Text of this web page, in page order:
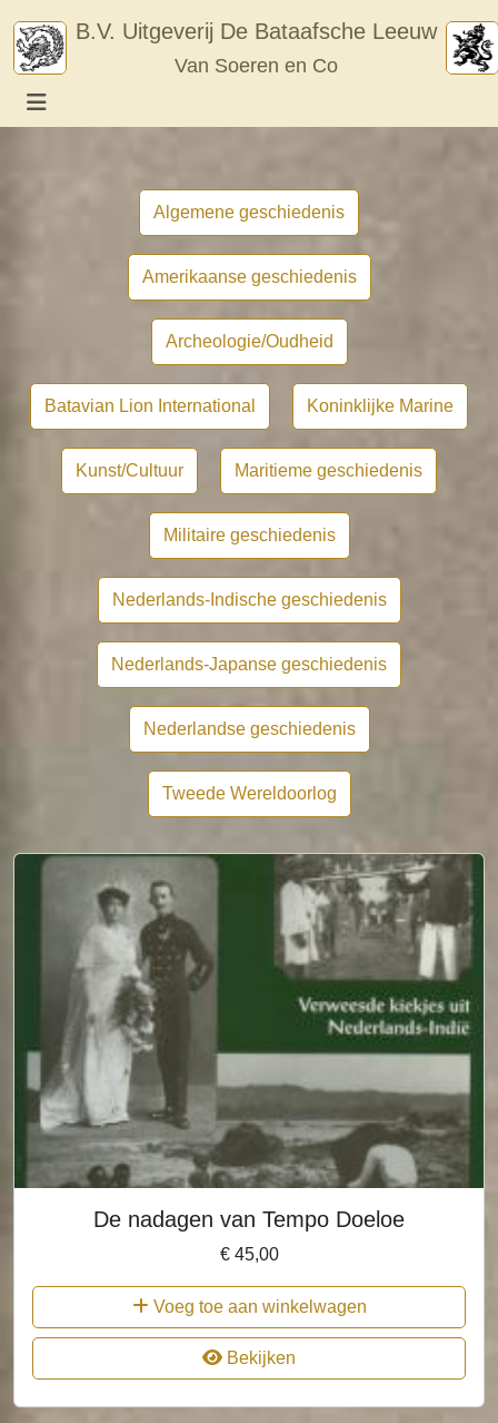
content
B.V. Uitgeverij De Bataafsche Leeuw
Van Soeren en Co
Algemene geschiedenis
Amerikaanse geschiedenis
Archeologie/Oudheid
Batavian Lion International Koninklijke Marine
Kunst/Cultuur Maritieme geschiedenis
Militaire geschiedenis
Nederlands-Indische geschiedenis
Nederlands-Japanse geschiedenis
Nederlandse geschiedenis
Tweede Wereldoorlog
De nadagen van Tempo Doeloe
€45,00
Voeg toe aan winkelwagen
Bekijken